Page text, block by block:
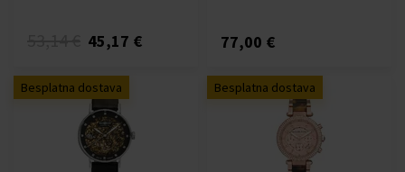
45,17 € 77,00 €
Besplatna dostava Besplatna dostava